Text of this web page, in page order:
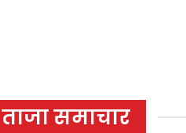
ताजा समाचार